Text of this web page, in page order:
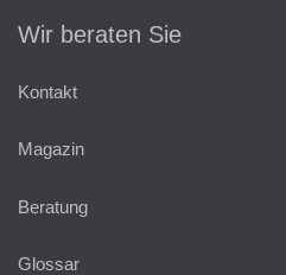
Wir beraten Sie
Kontakt
Magazin
Beratung
Glossar